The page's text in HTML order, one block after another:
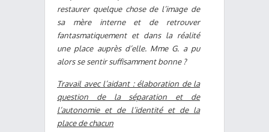
restaurer quelque chose de l’image de
sa mère interne et de retrouver
fantasmatiquement et dans la réalité
une place auprès d’elle. Mme G. a pu
alors se sentir suffisamment bonne ?
Travail avec l’aidant : élaboration de la
question de la séparation et de
l’autonomie et de l’identité et de la
place de chacun